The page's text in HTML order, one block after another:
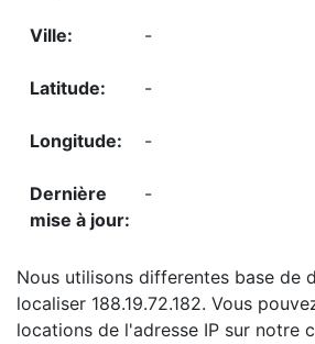
-
-
-
-
Nous utilisons differentes base de
localiser 188.19.72.182. Vous
locations de l'adresse IP sur notre